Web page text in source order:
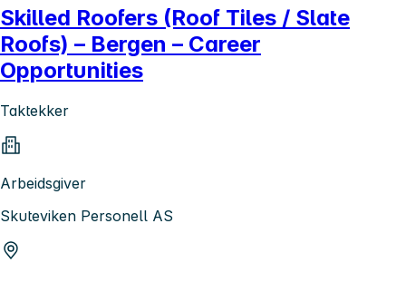
Skilled Roofers (Roof Tiles / Slate
Roofs) – Bergen – Career
Opportunities
Taktekker
Arbeidsgiver
Skuteviken Personell AS